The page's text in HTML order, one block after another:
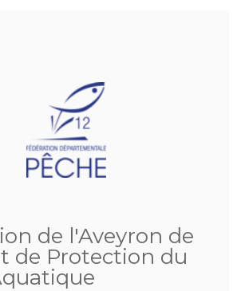
de l'Aveyron de
de Protection du